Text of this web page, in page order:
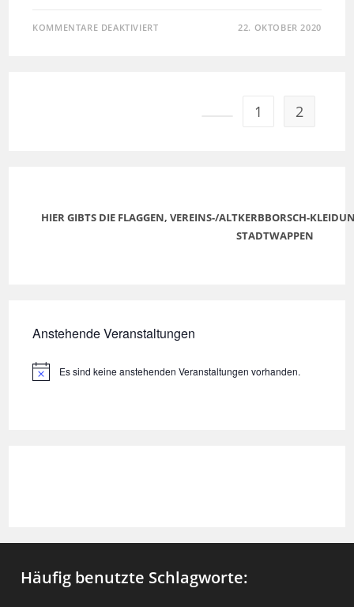
KOMMENTARE DEAKTIVIERT 22. OKTOBER 2020
1 2
HIER GIBTS DIE FLAGGEN, VEREINS-/ALTKERBBORSCH-
STADTWAPPEN
Anstehende Veranstaltungen
H
Es sind keine anstehenden Veranstaltungen vorhanden.
Häufig benutzte Schlagworte: